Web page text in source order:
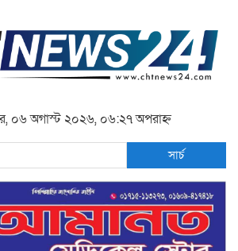
০৬ অগাস্ট ২০২৬, ০৬:২৭ অপরাহ্ন
সার্চ